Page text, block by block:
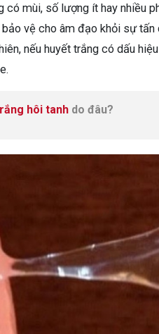
có mùi, số lượng ít hay nhiều
vệ cho âm đạo khỏi sự
nếu huyết trắng có dấu
hôi tanh do đâu?